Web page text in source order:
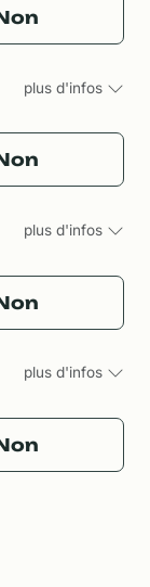
Non
plus d'infos
Non
plus d'infos
Non
plus d'infos
Non